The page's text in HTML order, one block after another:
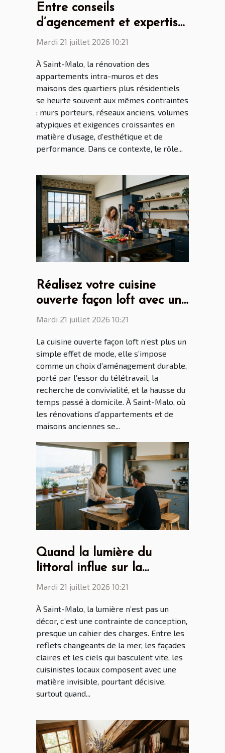
Entre conseils
d’agencement et expertise
: le rôle clé du cuisiniste
rénovation malouine
Mardi 21 juillet 2026 10:21
À Saint-Malo, la rénovation des
appartements intra-muros et des
maisons des quartiers plus résidentiels
se heurte souvent aux mêmes contraintes
: murs porteurs, réseaux anciens, volumes
atypiques et exigences croissantes en
matière d’usage, d’esthétique et de
performance. Dans ce contexte, le rôle...
Réalisez votre cuisine
ouverte façon loft avec un
cuisiniste Saint Malo
Mardi 21 juillet 2026 10:21
La cuisine ouverte façon loft n’est plus un
simple effet de mode, elle s’impose
comme un choix d’aménagement durable,
porté par l’essor du télétravail, la
recherche de convivialité, et la hausse du
temps passé à domicile. À Saint-Malo, où
les rénovations d’appartements et de
maisons anciennes se...
Quand la lumière du
littoral influe sur la
création des cuisines par
Mardi 21 juillet 2026 10:21
À Saint-Malo, la lumière n’est pas un
décor, c’est une contrainte de conception,
presque un cahier des charges. Entre les
reflets changeants de la mer, les façades
claires et les ciels qui basculent vite, les
cuisinistes locaux composent avec une
matière invisible, pourtant décisive,
surtout quand...